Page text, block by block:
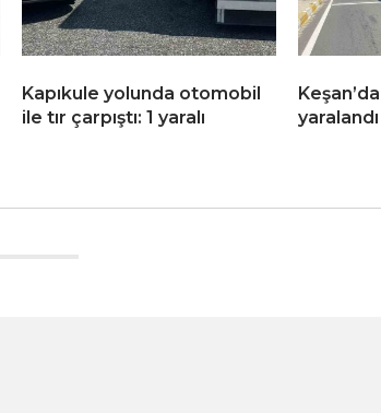
Kapıkule yolunda otomobil
ile tır çarpıştı: 1 yaralı
yaralandı